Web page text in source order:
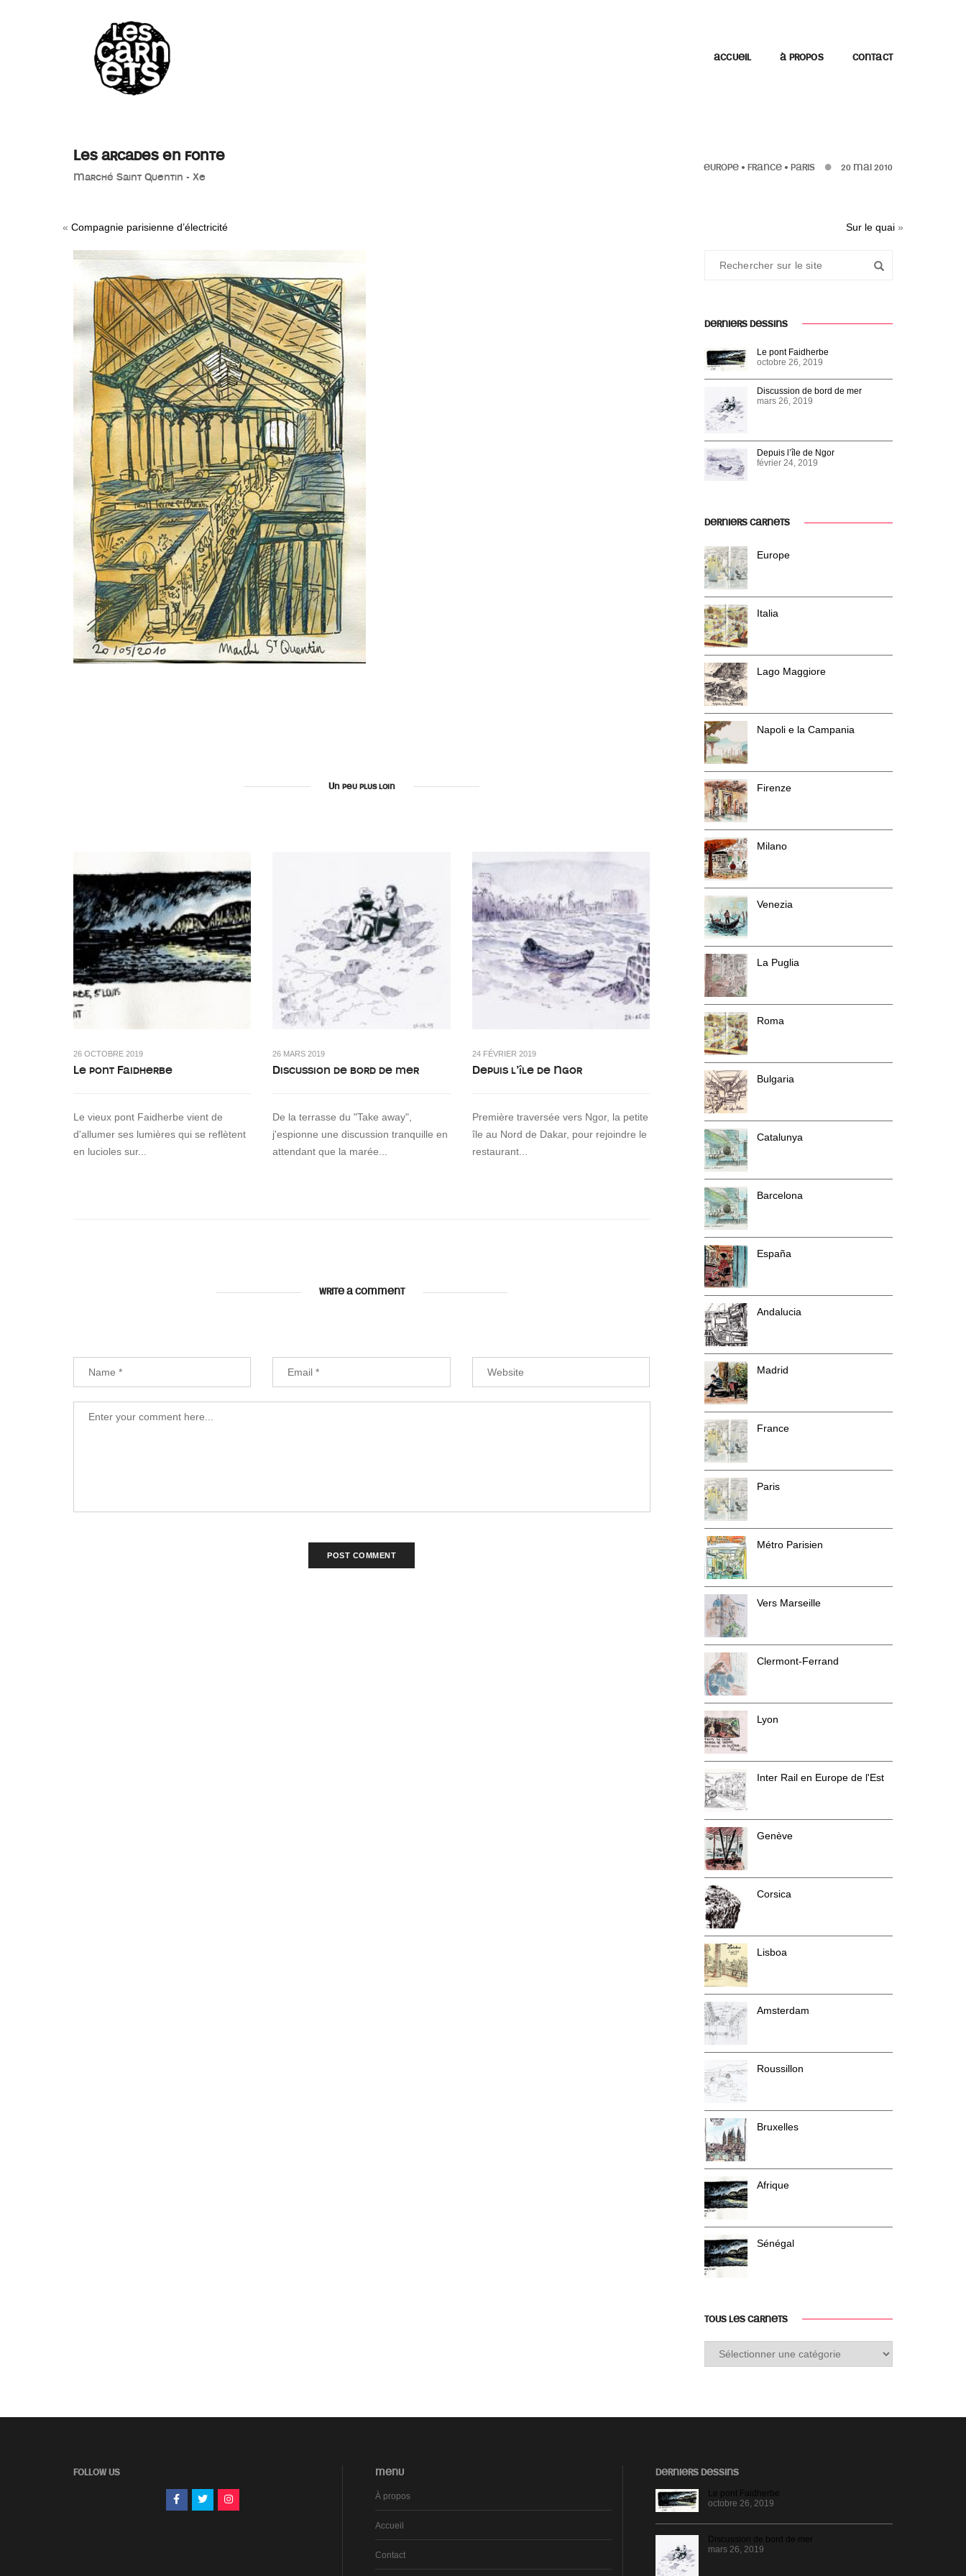
ACCUEIL À PROPOS CONTACT
Les arcades en fonte
Marché Saint Quentin - Xe
EUROPE • FRANCE • PARIS 20 MAI 2010
« Compagnie parisienne d’électricité Sur le quai »
Un peu plus loin
26 OCTOBRE 2019
Le pont Faidherbe
Le vieux pont Faidherbe vient de
d'allumer ses lumières qui se reflètent
en lucioles sur...
26 MARS 2019
Discussion de bord de mer
De la terrasse du "Take away",
j'espionne une discussion tranquille en
attendant que la marée...
24 FÉVRIER 2019
Depuis l’île de Ngor
Première traversée vers Ngor, la petite
île au Nord de Dakar, pour rejoindre le
restaurant...
WRITE A COMMENT
DERNIERS DESSINS
Le pont Faidherbe
octobre 26, 2019
Discussion de bord de mer
mars 26, 2019
Depuis l’île de Ngor
février 24, 2019
DERNIERS CARNETS
Europe
Italia
Lago Maggiore
Napoli e la Campania
Firenze
Milano
Venezia
La Puglia
Roma
Bulgaria
Catalunya
Barcelona
España
Andalucia
Madrid
France
Paris
Métro Parisien
Vers Marseille
Clermont-Ferrand
Lyon
Inter Rail en Europe de l'Est
Genève
Corsica
Lisboa
Amsterdam
Roussillon
Bruxelles
Afrique
Sénégal
TOUS LES CARNETS
Tous
les
FOLLOW US MENU
À propos
Accueil
Contact
DERNIERS DESSINS
Le pont Faidherbe
octobre 26, 2019
Discussion de bord de mer
mars 26, 2019